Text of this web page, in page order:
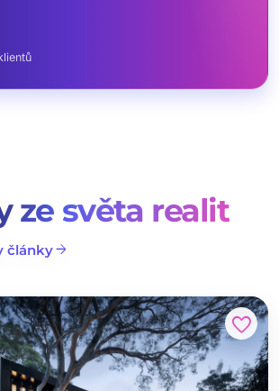
ze světa realit
článkyarrow_forward
favorite